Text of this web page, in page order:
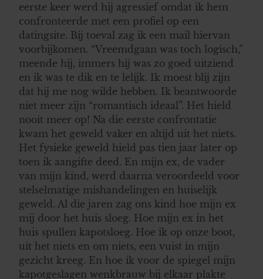
eerste keer werd hij agressief omdat ik hem
confronteerde met een profiel op een
datingsite. Bij toeval zag ik een mail hiervan
voorbijkomen. “Vreemdgaan was toch logisch,”
meende hij, immers hij was zo goed uitziend
en ik was te dik en te lelijk. Ik moest blij zijn
dat hij me nog wilde hebben. Ik beantwoorde
niet meer zijn “romantisch ideaal”. Het hield
nooit meer op! Na die eerste confrontatie
kwam het geweld vaker en altijd uit het niets.
Het fysieke geweld hield pas tien jaar later op
toen ik aangifte deed. En mijn ex, de vader
van mijn kind, werd daarna veroordeeld voor
stelselmatige mishandelingen en huiselijk
geweld. Al die jaren zag ons kind hoe mijn ex
mij door het huis sloeg. Hoe mijn ex in het
huis spullen kapotsloeg. Hoe ik op onze boot,
uit het niets en om niets, een vuist in mijn
gezicht kreeg. En hoe ik voor de spiegel mijn
kapotgeslagen wenkbrauw bij elkaar plakte